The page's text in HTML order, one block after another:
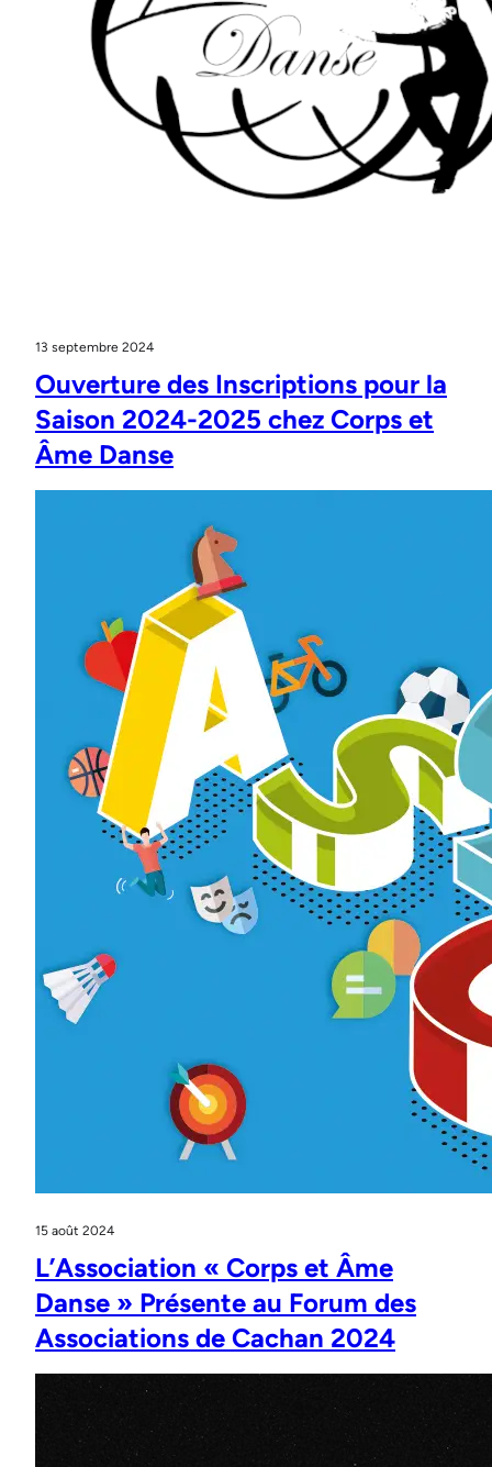
13 septembre 2024
Ouverture des Inscriptions pour la
Saison 2024-2025 chez Corps et
Âme Danse
15 août 2024
L’Association « Corps et Âme
Danse » Présente au Forum des
Associations de Cachan 2024